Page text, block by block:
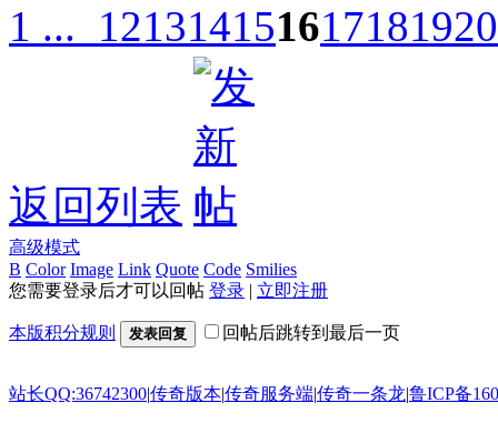
1 ... 121314151617181920
返回列表
高级模式
B Color Image Link Quote Code Smilies
您需要登录后才可以回帖 登录 | 立即注册
本版积分规则 发表回复 回帖后跳转到最后一页
站长QQ:36742300|传奇版本|传奇服务端|传奇一条龙|鲁ICP备